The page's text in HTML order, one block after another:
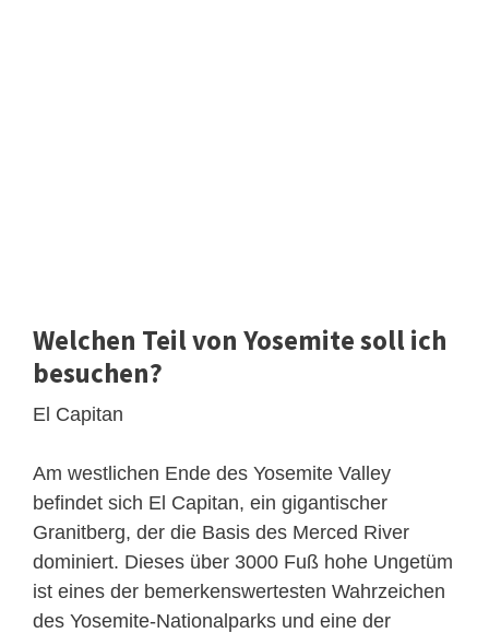
Welchen Teil von Yosemite soll ich
besuchen?
El Capitan
Am westlichen Ende des Yosemite Valley
befindet sich El Capitan, ein gigantischer
Granitberg, der die Basis des Merced River
dominiert. Dieses über 3000 Fuß hohe Ungetüm
ist eines der bemerkenswertesten Wahrzeichen
des Yosemite-Nationalparks und eine der